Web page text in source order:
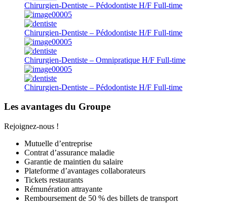
Chirurgien-Dentiste – Pédodontiste H/F Full-time
Chirurgien-Dentiste – Pédodontiste H/F Full-time
Chirurgien-Dentiste – Omnipratique H/F Full-time
Chirurgien-Dentiste – Pédodontiste H/F Full-time
Les avantages du Groupe
Rejoignez-nous !
Mutuelle d’entreprise
Contrat d’assurance maladie
Garantie de maintien du salaire
Plateforme d’avantages collaborateurs
Tickets restaurants
Rémunération attrayante
Remboursement de 50 % des billets de transport